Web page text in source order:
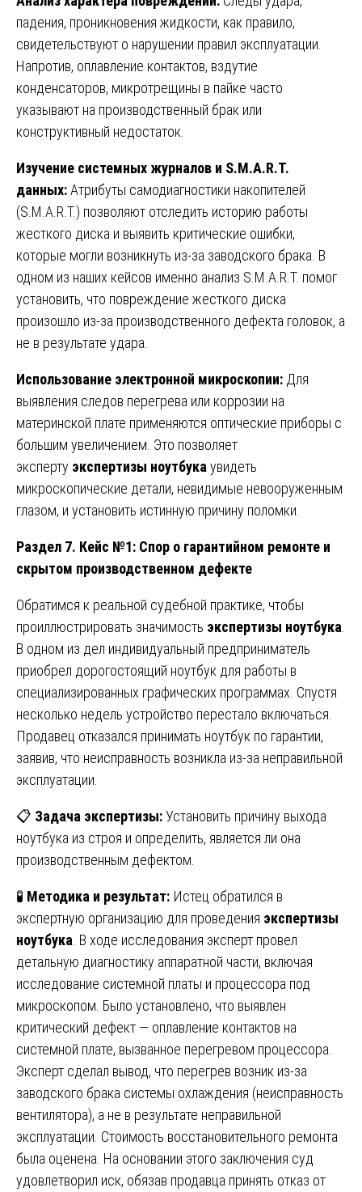
падения, проникновения жидкости, как правило,
свидетельствуют о нарушении правил эксплуатации.
Напротив, оплавление контактов, вздутие
конденсаторов, микротрещины в пайке часто
указывают на производственный брак или
конструктивный недостаток.
Изучение системных журналов и S.M.A.R.T.
данных:Атрибуты самодиагностики накопителей
(S.M.A.R.T.) позволяют отследить историю работы
жесткого диска и выявить критические ошибки,
которые могли возникнуть из-за заводского брака. В
одном из наших кейсов именно анализ S.M.A.R.T. помог
установить, что повреждение жесткого диска
произошло из-за производственного дефекта головок, а
не в результате удара.
Использование электронной микроскопии: Для
выявления следов перегрева или коррозии на
материнской плате применяются оптические приборы с
большим увеличением. Это позволяет
эксперту экспертизы ноутбука увидеть
микроскопические детали, невидимые невооруженным
глазом, и установить истинную причину поломки.
Раздел 7. Кейс №1: Спор о гарантийном ремонте и
скрытом производственном дефекте
Обратимся к реальной судебной практике, чтобы
проиллюстрировать значимость экспертизы ноутбука
В одном из дел индивидуальный предприниматель
приобрел дорогостоящий ноутбук для работы в
специализированных графических программах. Спустя
несколько недель устройство перестало включаться.
Продавец отказался принимать ноутбук по гарантии,
заявив, что неисправность возникла из-за неправильной
эксплуатации.
📋 Задача экспертизы:Установить причину выхода
ноутбука из строя и определить, является ли она
производственным дефектом.
🧪 Методика и результат: Истец обратился в
экспертную организацию для проведения экспертизы
ноутбука . В ходе исследования эксперт провел
детальную диагностику аппаратной части, включая
исследование системной платы и процессора под
микроскопом. Было установлено, что выявлен
критический дефект — оплавление контактов на
системной плате, вызванное перегревом процессора.
Эксперт сделал вывод, что перегрев возник из-за
заводского брака системы охлаждения (неисправность
вентилятора), а не в результате неправильной
эксплуатации. Стоимость восстановительного ремонта
была оценена. На основании этого заключения суд
удовлетворил иск, обязав продавца принять отказ от